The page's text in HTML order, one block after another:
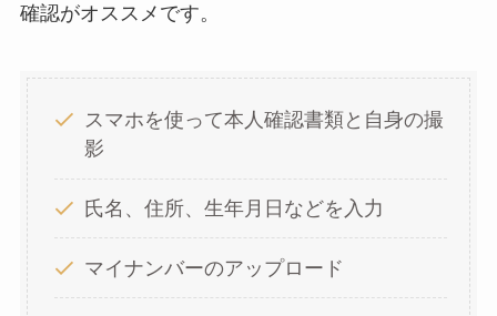
確認がオススメです。
スマホを使って本人確認書類と自身の撮
影
氏名、住所、生年月日などを入力
マイナンバーのアップロード